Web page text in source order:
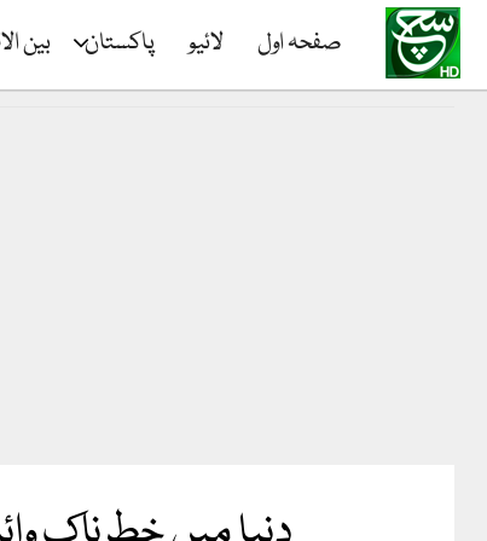
صفحہ اول لائیو پاکستان بین